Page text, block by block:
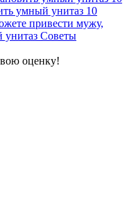
умный унитаз 10
привести мужу,
унитаз Советы
оценку!